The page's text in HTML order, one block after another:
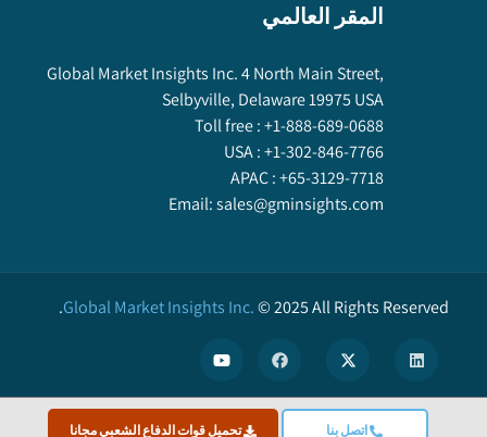
اتصل بنا تحميل قوات الدفاع الشعبي مجانا
المقر العالمي
Global Market Insights Inc. 4 North Main Street,
Selbyville, Delaware 19975 USA
Toll free :+1-888-689-0688
USA :+1-302-846-7766
APAC :+65-3129-7718
Email:sales@gminsights.com
Global Market Insights Inc.©2025All Rights Reserved.
We use cookies to enhance user experience. (Privacy Policy